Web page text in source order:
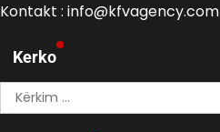
Kontakt : info@kfvagency.com
Kerko
Kërko
për: